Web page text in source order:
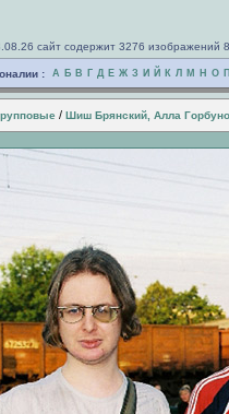
сайт содержит 3276 изображений
: А Б В Г Д Е Ж З И Й К Л М Н О П
/ Шиш Брянский, Алла